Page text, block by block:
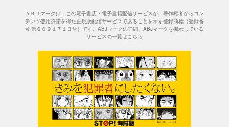
ＡＢＪマークは、この電子書店・電子書籍配信サービスが、著作権者からコン
テンツ使用許諾を得た正規版配信サービスであることを示す登録商標（登録番
号 第６０９１７１３号）です。ABJマークの詳細、ABJマークを掲示している
サービスの一覧はこちら